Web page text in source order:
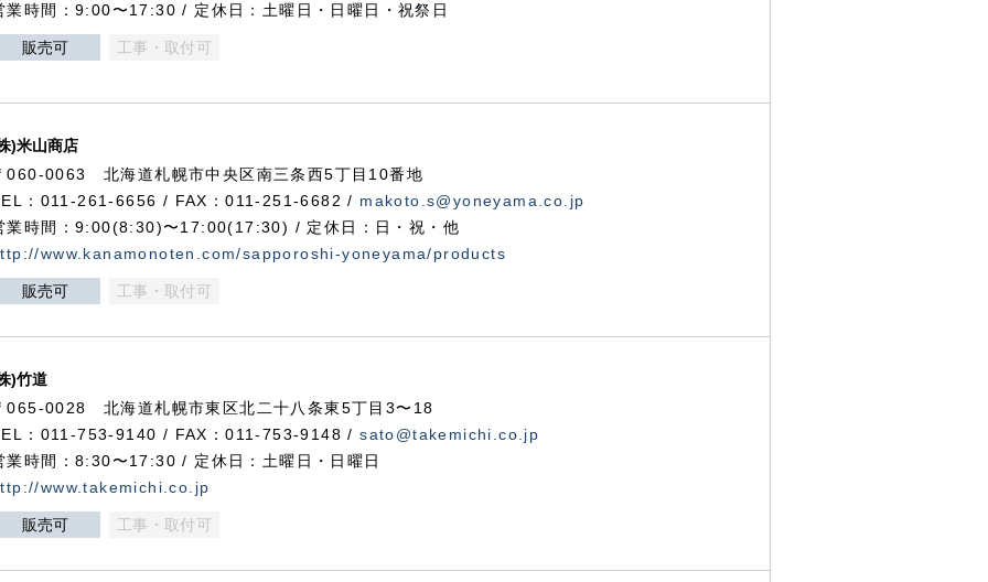
業時間：9:00〜17:30 / 定休日：土曜日・日曜日・祝祭日
販売可 工事・取付可
)米山商店
060-0063 北海道札幌市中央区南三条西5丁目10番地
：011-261-6656 / FAX：011-251-6682 / makoto.s@yoneyama.co.jp
業時間：9:00(8:30)〜17:00(17:30) / 定休日：日・祝・他
www.kanamonoten.com/sapporoshi-yoneyama/products
販売可 工事・取付可
)竹道
065-0028 北海道札幌市東区北二十八条東5丁目3〜18
：011-753-9140 / FAX：011-753-9148 /sato@takemichi.co.jp
業時間：8:30〜17:30 / 定休日：土曜日・日曜日
www.takemichi.co.jp
販売可 工事・取付可